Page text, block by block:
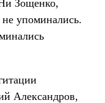
Зощенко,
упоминались.
Александров,